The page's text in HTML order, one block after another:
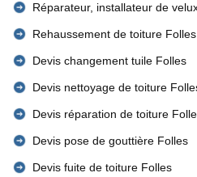
Réparateur, installateur de
Rehaussement de toiture Folles
Devis changement tuile Folles
Devis nettoyage de toiture
Devis réparation de toiture
Devis pose de gouttière Folles
Devis fuite de toiture Folles